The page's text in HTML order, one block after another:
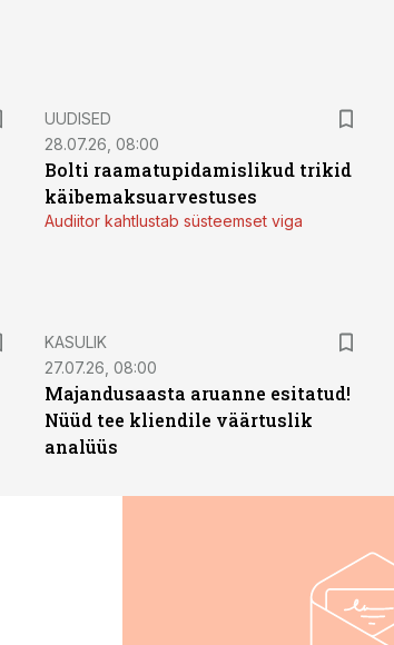
UUDISED
28.07.26, 08:00
Bolti raamatupidamislikud trikid
käibemaksuarvestuses
Audiitor kahtlustab süsteemset viga
KASULIK
27.07.26, 08:00
Majandusaasta aruanne esitatud!
Nüüd tee kliendile väärtuslik
analüüs